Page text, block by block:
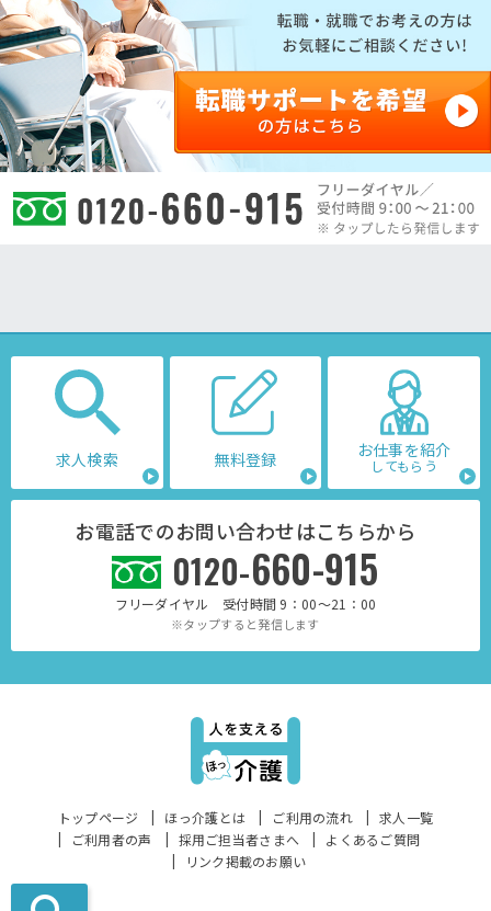
求人検索 無料登録 お仕事を紹介
してもらう
お電話でのお問い合わせはこちらから
0120-660-915
フリーダイヤル 受付時間 9：00～21：00
※タップすると発信します
トップページ ほっ介護とは ご利用の流れ
求人一覧
ご利用者の声
採用ご担当者さまへ
よくあるご質問
リンク掲載のお願い